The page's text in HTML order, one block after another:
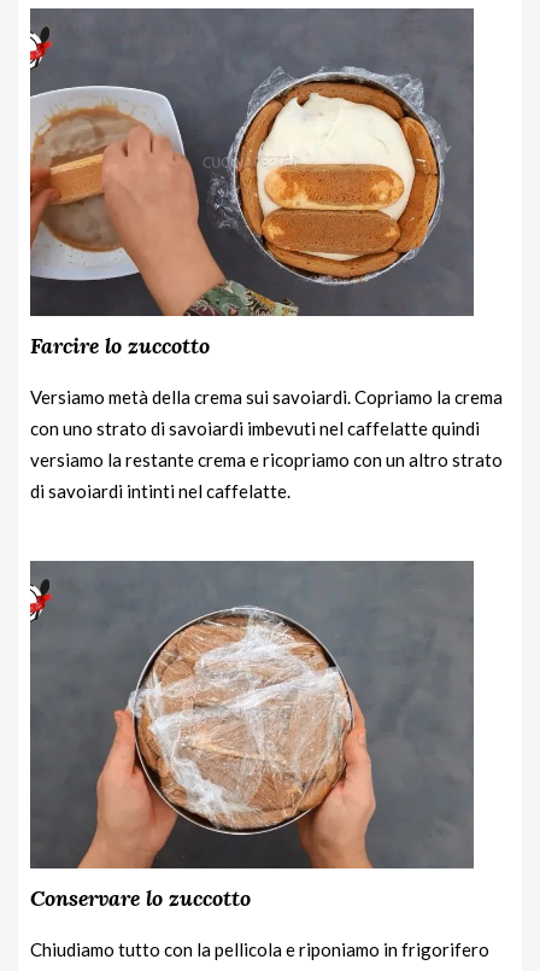
Farcire lo zuccotto
Versiamo metà della crema sui savoiardi. Copriamo la crema
con uno strato di savoiardi imbevuti nel caffelatte quindi
versiamo la restante crema e ricopriamo con un altro strato
di savoiardi intinti nel caffelatte.
Conservare lo zuccotto
Chiudiamo tutto con la pellicola e riponiamo in frigorifero